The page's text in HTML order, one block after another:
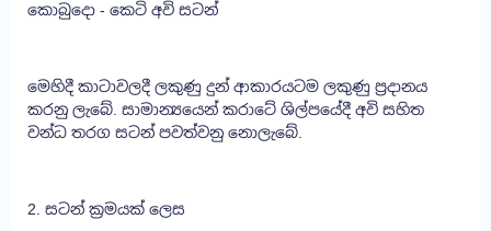
කොබුදො - කෙටි අවි සටන්
මෙහිදී කාටාවලදී ලකුණු දුන් ආකාරයටම ලකුණු ප්‍රදානය
කරනු ලැබේ. සාමාන්‍යයෙන් කරාටේ ශිල්පයේදී අවි සහිත
වන්ධ තරග සටන් පවත්වනු නොලැබේ.
2. සටන් ක්‍රමයක් ලෙස